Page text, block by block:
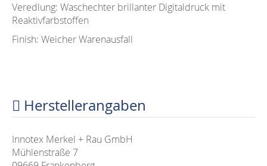
Veredlung: Waschechter brillanter Digitaldruck mit
Reaktivfarbstoffen
Finish: Weicher Warenausfall
Herstellerangaben
Innotex Merkel + Rau GmbH
Mühlenstraße 7